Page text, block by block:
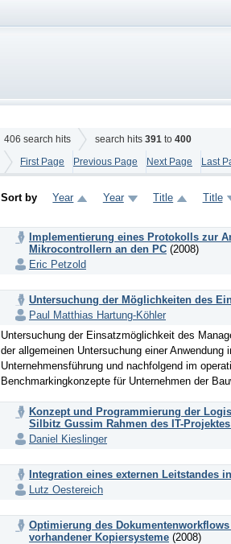
406 search hits search hits 391 to 400
First Page
Previous Page Next Page Last
Sort by Year Year Title Title
Implementierung eines Protokolls zur
Mikrocontrollern an den PC (2008)
Eric Petzold
Untersuchung der Möglichkeiten des
Paul Matthias Hartung-Köhler
Untersuchung der Einsatzmöglichkeit des
der allgemeinen Untersuchung einer
Unternehmensführung und nachfolgend im
Benchmarkingkonzepte für Unternehmen der
Konzept und Programmierung der
Silbitz Gussim Rahmen des IT-
Daniel Kieslinger
Integration eines externen Leitstandes
Lutz Oestereich
Optimierung des
vorhandener Kopiersysteme (2008)